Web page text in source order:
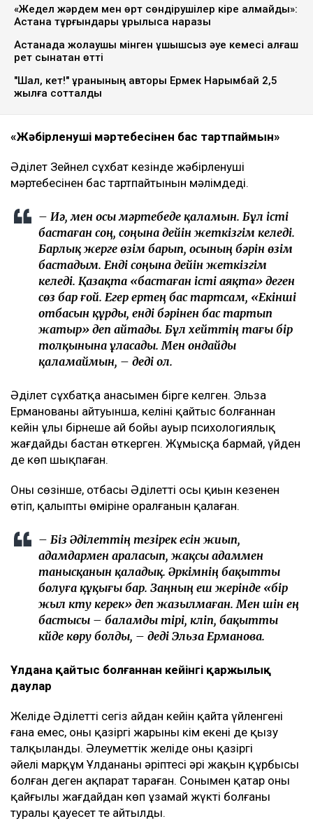
Әділет Зейнел марқұм әйелінің анасы қылмыстық іс
бойынша жәбірленуші мәртебесінен бас тартуды
талап еткеніне қатысты алғаш рет пікір білдірді.
Қоғамда қызу талқыланған жағдайға қарамастан,
хабарлайдыUlysmedia.kz.
«Жедел жәрдем мен өрт сөндірушілер кіре алмайды»:
Астана тұрғындары құрылысқа наразы
Астанада жолаушы мінген ұшқышсыз әуе кемесі алғаш
рет сынақтан өтті
"Шал, кет!" ұранының авторы Ермек Нарымбай 2,5
жылға сотталды
«Жәбірленуші мәртебесінен бас тартпаймын»
Әділет Зейнел сұхбат кезінде жәбірленуші
мәртебесінен бас тартпайтынын мәлімдеді.
бастаған соң, соңына дейін жеткізгім келеді.
Барлық жерге өзім барып, осының бәрін өзім
бастадым. Енді соңына дейін жеткізгім
келеді. Қазақта «бастаған істі аяқта» деген
сөз бар ғой. Егер ертең бас тартсам, «Екінші
жатыр» деп айтады. Бұл хейттің тағы бір
толқынына ұласады. Мен ондайды
Әділет сұхбатқа анасымен бірге келген. Эльза
Ерманованың айтуынша, келіні қайтыс болғаннан
кейін ұлы бірнеше ай бойы ауыр психологиялық
жағдайды бастан өткерген. Жұмысқа бармай, үйден
де көп шықпаған.
өтіп, қалыпты өміріне оралғанын қалаған.
адамдармен араласып, жақсы адаммен
танысқанын қаладық. Әркімнің бақытты
болуға құқығы бар. Заңның еш жерінде «бір
жыл күту керек» деп жазылмаған. Мен үшін ең
бастысы – баламды тірі, күліп, бақытты
күйде көру болды, – деді Эльза Ерманова.